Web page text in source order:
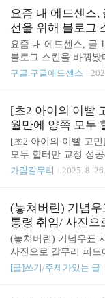
인하자. 건조기 사용
도실 창문을 조금 열어
는게.. 남다른건 사실
고, 어찌보면 어딘가
틈을 보이면 마구 밟
만나면 예를 갖추는
있으니, 금방 알아봤
을텐데.. 굉장히 잘 대
QCWpo_pddZl-XH #
요즘 내 에드센스,
선을 위해 블로그
요즘 내 에드센스, 글
블로그 스킨을 바꿔
만, 돈이란건 이왕이
전도됐다. 이제는 매
문에 억지로 쓰고 있
이제 하루에 1센트다.
글 한개에 12센트다.
앞으로 10일동안 열심
보면... 배부른 소리했
더 낫겠다 싶지만. 걷
니, 같은 선상에 두지 ..
구글.구글애드센스
[초2 아이의 이빨
월만에 양쪽 모두
[초2 아이의 이빨 고
모두 할터만 교정 성
정 시작(할터만 교정)/
공) 왼쪽 어금니도 자
다행이다.관련글
고민] 유치 : 부정교
(레진)[초2 딸아이의
정 고민- 영구치 충치
가람갈무리 2025. 8.
(놓쳐버린) 기념우
통령 취임/ 사진으
(놓쳐버린) 기념우표
사진으로 갈무리 피
릭했다.대통령 취임
[글]쓰기/주제가있는 글